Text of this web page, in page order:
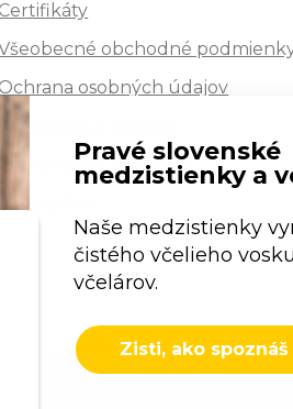
Certifikáty
obchodné
Ochrana osobných údajov
Informácie o cookies
Reklamačný poriadok
Formuláre
Pravé slovenské
medzistienky a
Naše medzistienky
čistého včelieho
včelárov.
Zisti, ako